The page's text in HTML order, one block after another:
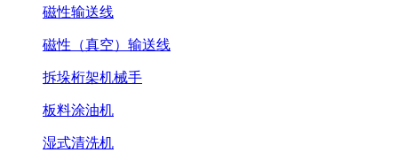
磁性输送线
磁性（真空）输送线
拆垛桁架机械手
板料涂油机
湿式清洗机